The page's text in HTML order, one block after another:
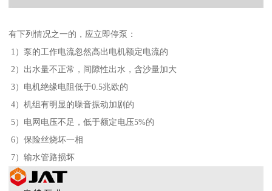
有下列情况之一的，应立即停泵：
1）泵的工作电流忽然高出电机额定电流的
2）出水量不正常，间隙性出水，含沙量加大
3）电机绝缘电阻低于0.5兆欧的
4）机组有明显的噪音振动加剧的
5）电网电压不足，低于额定电压5%的
6）保险丝烧坏一相
7）输水管路损坏